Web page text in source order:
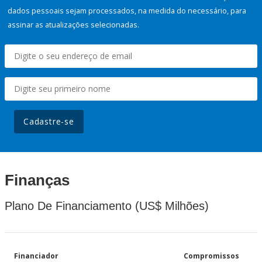
dados pessoais sejam processados, na medida do necessário, para
assinar as atualizações selecionadas.
Cadastre-se
Finanças
Plano De Financiamento (US$ Milhões)
Financiador Compromissos